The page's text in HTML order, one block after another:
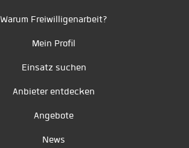
Warum Freiwilligenarbeit?
Mein Profil
Einsatz suchen
Anbieter entdecken
Angebote
News